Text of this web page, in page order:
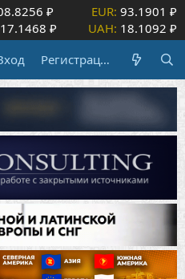
₽ EUR: 93.1901 ₽
17.1468 ₽ UAH: 18.1092 ₽
Регистрация